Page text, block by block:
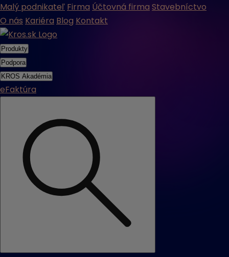
Malý podnikateľ Firma Účtovná firma Stavebníctvo
O nás Kariéra Blog Kontakt
Produkty
Podpora
KROS Akadémia
eFaktúra